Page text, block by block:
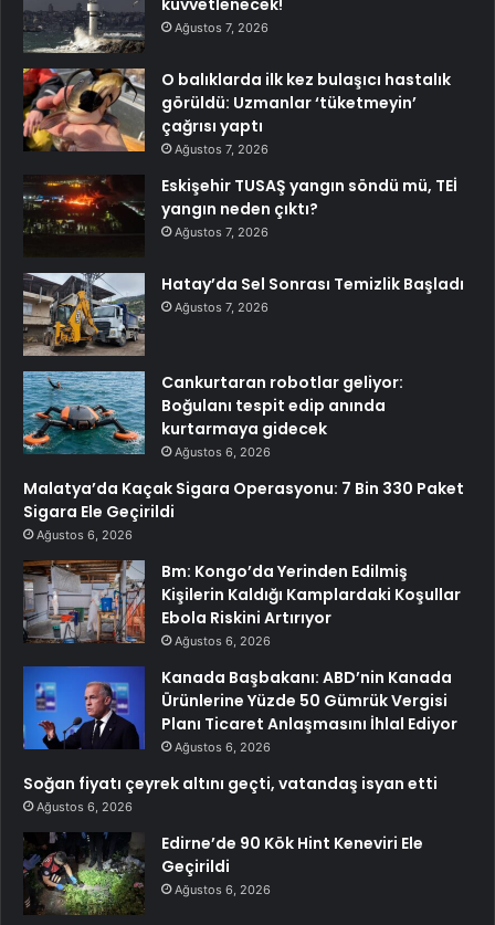
kuvvetlenecek!
Ağustos 7, 2026
O balıklarda ilk kez bulaşıcı hastalık
görüldü: Uzmanlar ‘tüketmeyin’
çağrısı yaptı
Ağustos 7, 2026
Eskişehir TUSAŞ yangın söndü mü, TEİ
yangın neden çıktı?
Ağustos 7, 2026
Hatay’da Sel Sonrası Temizlik Başladı
Ağustos 7, 2026
Cankurtaran robotlar geliyor:
Boğulanı tespit edip anında
kurtarmaya gidecek
Ağustos 6, 2026
Malatya’da Kaçak Sigara Operasyonu: 7 Bin 330 Paket
Sigara Ele Geçirildi
Ağustos 6, 2026
Bm: Kongo’da Yerinden Edilmiş
Kişilerin Kaldığı Kamplardaki Koşullar
Ebola Riskini Artırıyor
Ağustos 6, 2026
Kanada Başbakanı: ABD’nin Kanada
Ürünlerine Yüzde 50 Gümrük Vergisi
Planı Ticaret Anlaşmasını İhlal Ediyor
Ağustos 6, 2026
Soğan fiyatı çeyrek altını geçti, vatandaş isyan etti
Ağustos 6, 2026
Edirne’de 90 Kök Hint Keneviri Ele
Geçirildi
Ağustos 6, 2026